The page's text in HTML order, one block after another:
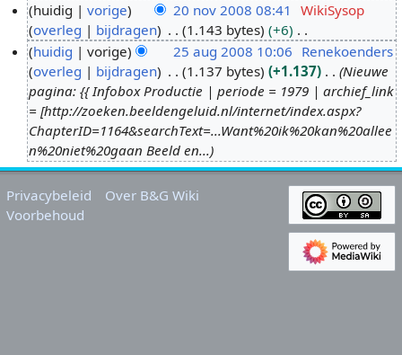
0
0
8
huidig vorige 20 nov 2008 08:41
WikiSysop
overleg
bijdragen 1.143 bytes
+6
G
e
e
n
b
e
w
2
0
0
huidig vorige 25 aug 2008 10:06 Renekoenders
overleg
bijdragen 1.137 bytes +1.137
Nieuwe
pagina: {{ Infobox Productie | periode = 1979 | archief_link
= [http://zoeken.beeldengeluid.nl/internet/index.aspx?
ChapterID=1164&searchText=...Want%20ik%20kan%20allee
n%20niet%20gaan Beeld en...
Privacybeleid
Over B&G Wiki
Voorbehoud